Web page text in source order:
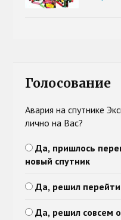
Голосование
Авария на спутнике
лично на Вас?
Да, пришлось
новый спутник
Да, решил
Да, решил совсем